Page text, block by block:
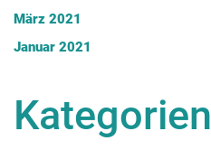
März 2021
Januar 2021
Kategorien